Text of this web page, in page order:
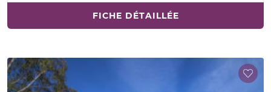
FICHE DÉTAILLÉE